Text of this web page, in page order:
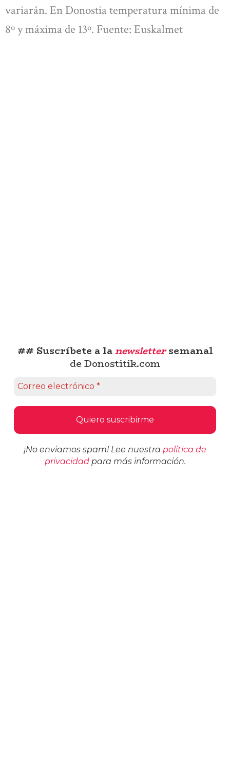
variarán. En Donostia temperatura mínima de
8º y máxima de 13º. Fuente: Euskalmet
## Suscríbete a lanewslettersemanal
de Donostitik.com
¡No enviamos spam! Lee nuestra política de
privacidadpara más información.